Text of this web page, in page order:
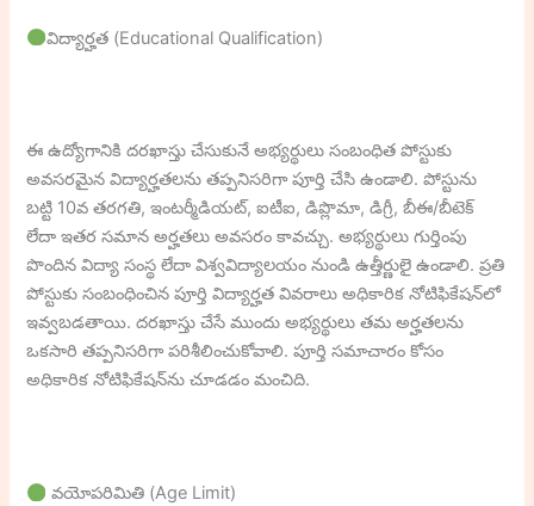
విద్యార్హత (Educational Qualification)
ఈ ఉద్యోగానికి దరఖాస్తు చేసుకునే అభ్యర్థులు సంబంధిత పోస్టుకు
అవసరమైన విద్యార్హతలను తప్పనిసరిగా పూర్తి చేసి ఉండాలి. పోస్టును
బట్టి 10వ తరగతి, ఇంటర్మీడియట్, ఐటీఐ, డిప్లొమా, డిగ్రీ, బీఈ/బీటెక్
లేదా ఇతర సమాన అర్హతలు అవసరం కావచ్చు. అభ్యర్థులు గుర్తింపు
పొందిన విద్యా సంస్థ లేదా విశ్వవిద్యాలయం నుండి ఉత్తీర్ణులై ఉండాలి. ప్రతి
పోస్టుకు సంబంధించిన పూర్తి విద్యార్హత వివరాలు అధికారిక నోటిఫికేషన్‌లో
ఇవ్వబడతాయి. దరఖాస్తు చేసే ముందు అభ్యర్థులు తమ అర్హతలను
ఒకసారి తప్పనిసరిగా పరిశీలించుకోవాలి. పూర్తి సమాచారం కోసం
అధికారిక నోటిఫికేషన్‌ను చూడడం మంచిది.
వయోపరిమితి (Age Limit)